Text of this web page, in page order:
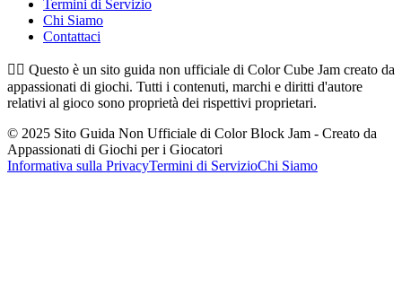
Termini di Servizio
Chi Siamo
Contattaci
👉🏻 Questo è un sito guida non ufficiale di Color Cube Jam creato da
appassionati di giochi. Tutti i contenuti, marchi e diritti d'autore
relativi al gioco sono proprietà dei rispettivi proprietari.
© 2025 Sito Guida Non Ufficiale di Color Block Jam - Creato da
Appassionati di Giochi per i Giocatori
Informativa sulla PrivacyTermini di ServizioChi Siamo